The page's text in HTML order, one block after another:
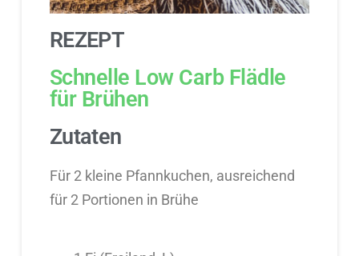
REZEPT
Schnelle Low Carb Flädle
für Brühen
Zutaten
Für 2 kleine Pfannkuchen, ausreichend
für 2 Portionen in Brühe